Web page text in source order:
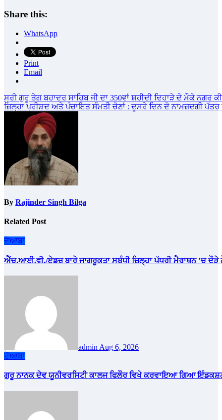
Share this:
WhatsApp
Print
Email
Post
navigation
ਸ੍ਰੀ ਗੁਰੂ ਤੇਗ ਬਹਾਦਰ ਸਾਹਿਬ ਜੀ ਦਾ 350ਵਾਂ ਸ਼ਹੀਦੀ ਦਿਹਾੜੇ ਦੇ ਮੌਕੇ ਨਗਰ
ਜ਼ਿਲ੍ਹਾ ਪ੍ਰੀਸ਼ਦ ਅਤੇ ਪੰਚਾਇਤ ਸੰਮਤੀ ਚੋਣਾਂ : ਦੂਸਰੇ ਦਿਨ ਦੋ ਨਾਮਜ਼ਦਗੀ
By Rajinder Singh Bilga
Related Post
ਦੋਆਬਾ
ਐੱਚ.ਆਈ.ਵੀ./ਏਡਜ਼ ਬਾਰੇ ਜਾਗਰੂਕਤਾ ਸਬੰਧੀ ਜ਼ਿਲ੍ਹਾ ਪੱਧਰੀ ਮੈਰਾਥਨ ’ਚ ਦੌੜੇ
admin Aug 6, 2026
ਦੋਆਬਾ
ਗੁਰੂ ਨਾਨਕ ਦੇਵ ਯੂਨੀਵਰਸਿਟੀ ਕਾਲਜ ਫਿਲੌਰ ਵਿਖੇ ਕਰਵਾਇਆ ਗਿਆ